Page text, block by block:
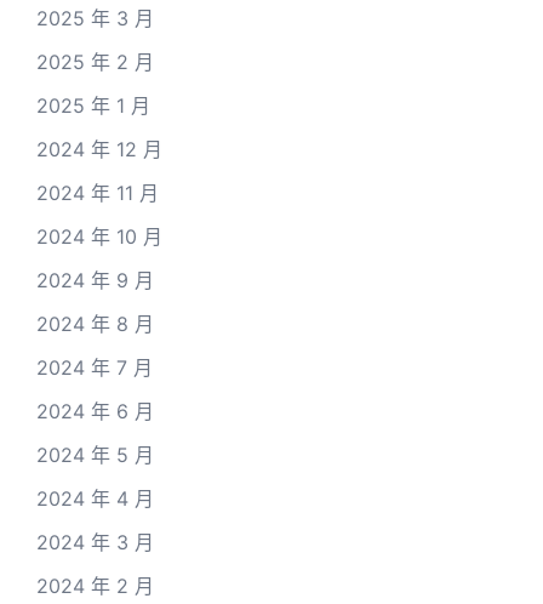
2025 年 3 月
2025 年 2 月
2025 年 1 月
2024 年 12 月
2024 年 11 月
2024 年 10 月
2024 年 9 月
2024 年 8 月
2024 年 7 月
2024 年 6 月
2024 年 5 月
2024 年 4 月
2024 年 3 月
2024 年 2 月